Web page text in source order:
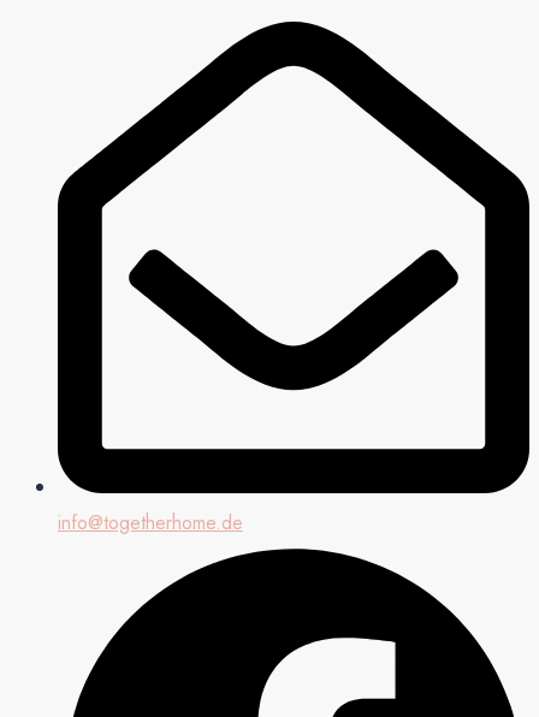
info@togetherhome.de